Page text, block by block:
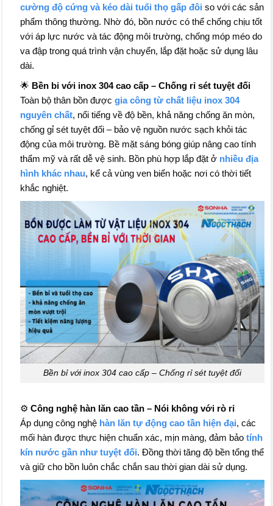
cường độ cứng và kéo dài tuổi thọ gấp đôi so với các sản
phẩm thông thường. Nhờ đó, bồn nước có thể chống chịu tốt
với áp lực nước và tác động môi trường, chống móp méo do
va đập trong quá trình vận chuyển, lắp đặt hoặc sử dụng lâu
dài.
🌟 Bền bỉ với inox 304 cao cấp – Chống rỉ sét tuyệt đối
Toàn bộ thân bồn đượcgia công từ chất liệu inox 304
nguyên chất, nổi tiếng về độ bền, khả năng chống ăn mòn,
chống gỉ sét tuyệt đối – bảo vệ nguồn nước sạch khỏi tác
động của môi trường. Bề mặt sáng bóng giúp nâng cao tính
thẩm mỹ và rất dễ vệ sinh. Bồn phù hợp lắp đặt ở nhiều địa
hình khác nhau, kể cả vùng ven biển hoặc nơi có thời tiết
khắc nghiệt.
Bền bỉ với inox 304 cao cấp – Chống rỉ sét tuyệt đối
⚙️Công nghệ hàn lăn cao tần – Nói không với rò rỉ
Áp dụng công nghệ hàn lăn tự động cao tần hiện đại, các
mối hàn được thực hiện chuẩn xác, mịn màng, đảm bảotính
kín nước gần như tuyệt đối. Đồng thời tăng độ bền tổng thể
và giữ cho bồn luôn chắc chắn sau thời gian dài sử dụng.